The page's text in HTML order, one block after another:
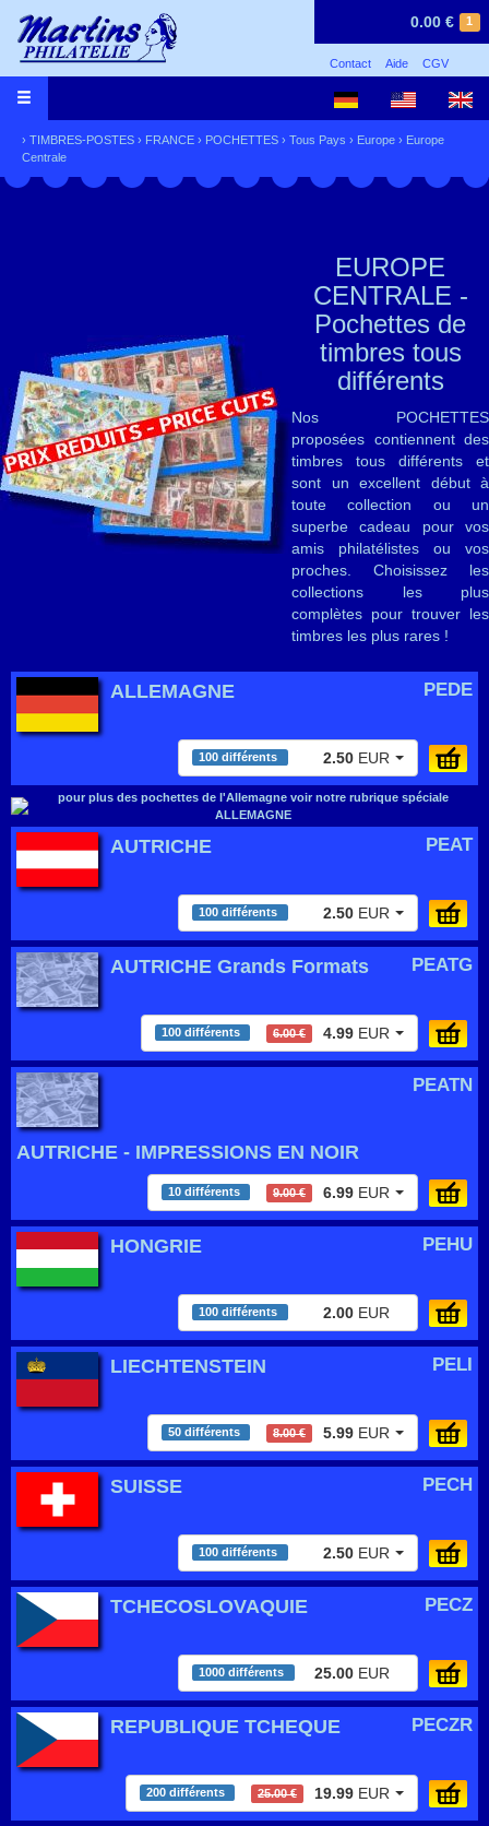
1
0.00 €
Contact Aide CGV
› TIMBRES-POSTES › FRANCE › POCHETTES › Tous Pays › Europe › Europe
Centrale
EUROPE
CENTRALE -
Pochettes de
timbres tous
différents
Nos POCHETTES
proposées contiennent des
timbres tous différents et
sont un excellent début à
toute collection ou un
superbe cadeau pour vos
amis philatélistes ou vos
proches. Choisissez les
collections les plus
complètes pour trouver les
timbres les plus rares !
PEDE
ALLEMAGNE
100 différents 2.50 EUR
pour plus des pochettes de l'Allemagne voir notre rubrique spéciale
ALLEMAGNE
PEAT
AUTRICHE
100 différents 2.50 EUR
PEATG
AUTRICHE Grands Formats
100 différents 6.00 € 4.99 EUR
PEATN
AUTRICHE - IMPRESSIONS EN NOIR
10 différents 9.00 € 6.99 EUR
PEHU
HONGRIE
100 différents 2.00 EUR
PELI
LIECHTENSTEIN
50 différents 8.00 € 5.99 EUR
PECH
SUISSE
100 différents 2.50 EUR
PECZ
TCHECOSLOVAQUIE
1000 différents 25.00 EUR
PECZR
REPUBLIQUE TCHEQUE
200 différents 25.00 € 19.99 EUR